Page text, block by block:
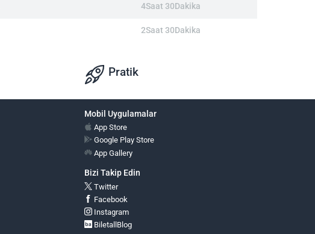
4Saat 30Dakika
2Saat 30Dakika
Pratik
Mobil Uygulamalar
App Store
Google Play Store
App Gallery
Bizi Takip Edin
Twitter
Facebook
Instagram
BiletallBlog